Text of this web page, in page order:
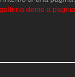
demo a